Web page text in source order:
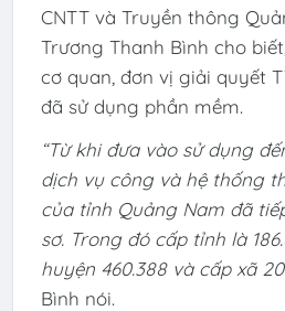
CNTT và Truyền thông
Trương Thanh Bình cho
cơ quan, đơn vị giải quyết
đã sử dụng phần mềm.
“Từ khi đưa vào sử dụng
dịch vụ công và hệ thống
của tỉnh Quảng Nam đã
sơ. Trong đó cấp tỉnh là
huyện 460.388 và cấp xã
Bình nói.